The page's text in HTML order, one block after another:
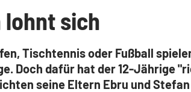
lohnt sich
Tischtennis oder Fußball
Doch dafür hat der 12-Jährige
seine Eltern Ebru und Stefan